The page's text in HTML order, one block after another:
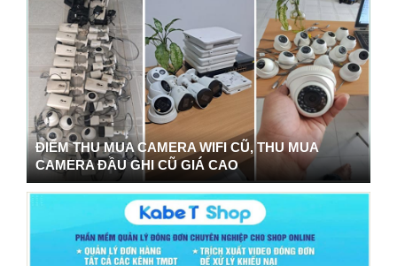
ĐIỂM THU MUA CAMERA WIFI CŨ, THU MUA
CAMERA ĐẦU GHI CŨ GIÁ CAO